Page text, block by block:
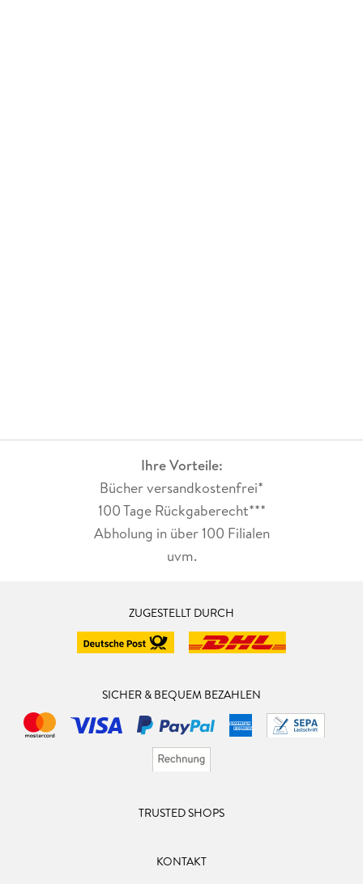
Ihre Vorteile:
Bücher versandkostenfrei*
100 Tage Rückgaberecht***
Abholung in über 100 Filialen
uvm.
ZUGESTELLT DURCH
SICHER & BEQUEM BEZAHLEN
TRUSTED SHOPS
KONTAKT